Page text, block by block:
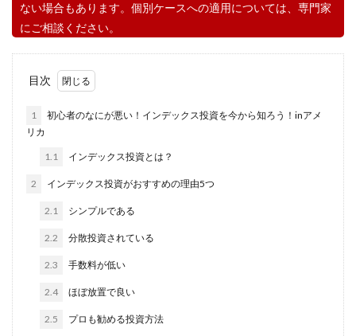
ない場合もあります。個別ケースへの適用については、専門家
にご相談ください。
目次
1
初心者のなにが悪い！インデックス投資を今から知ろう！inアメ
リカ
1.1 インデックス投資とは？
2 インデックス投資がおすすめの理由5つ
2.1 シンプルである
2.2 分散投資されている
2.3 手数料が低い
2.4 ほぼ放置で良い
2.5 プロも勧める投資方法